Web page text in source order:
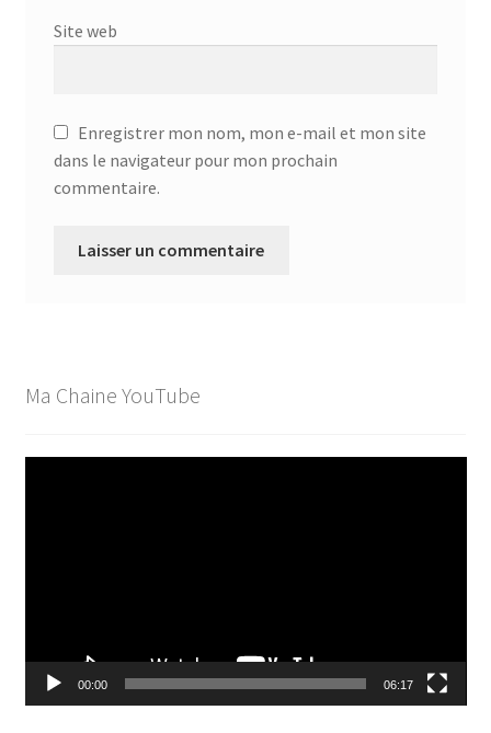
Site web
Enregistrer mon nom, mon e-mail et mon site
dans le navigateur pour mon prochain
commentaire.
Ma Chaine YouTube
00:00 06:17